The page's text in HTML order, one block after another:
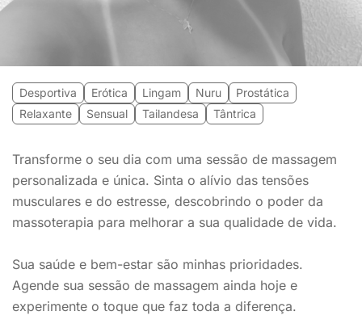
Desportiva Erótica Lingam Nuru
Prostática
Relaxante
Sensual Tailandesa Tântrica
Transforme o seu dia com uma sessão de massagem
personalizada e única. Sinta o alívio das tensões
musculares e do estresse, descobrindo o poder da
massoterapia para melhorar a sua qualidade de vida.
Sua saúde e bem-estar são minhas prioridades.
Agende sua sessão de massagem ainda hoje e
experimente o toque que faz toda a diferença.